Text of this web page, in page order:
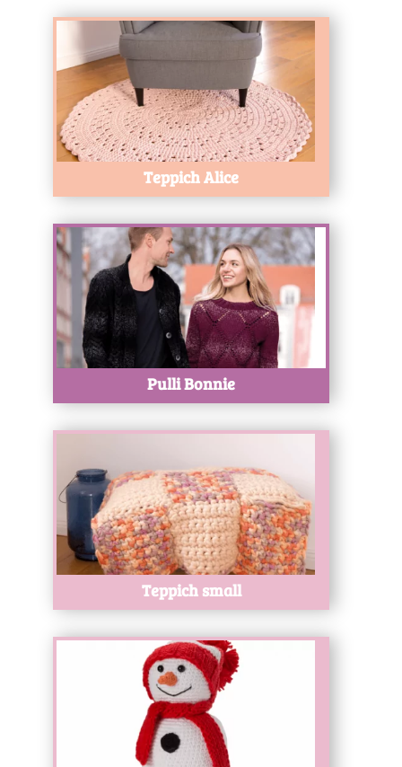
Test
Teppich Alice
Test
Pulli Bonnie
Test
Teppich small